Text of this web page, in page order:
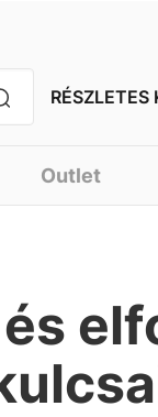
RÉSZLETES
Outlet